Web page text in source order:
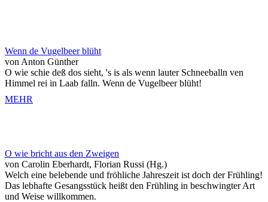
Wenn de Vugelbeer blüht
von Anton Günther
O wie schie deß dos sieht, 's is als wenn lauter Schneeballn ven
Himmel rei in Laab falln. Wenn de Vugelbeer blüht!
MEHR
O wie bricht aus den Zweigen
von Carolin Eberhardt, Florian Russi (Hg.)
Welch eine belebende und fröhliche Jahreszeit ist doch der Frühling!
Das lebhafte Gesangsstück heißt den Frühling in beschwingter Art
und Weise willkommen.